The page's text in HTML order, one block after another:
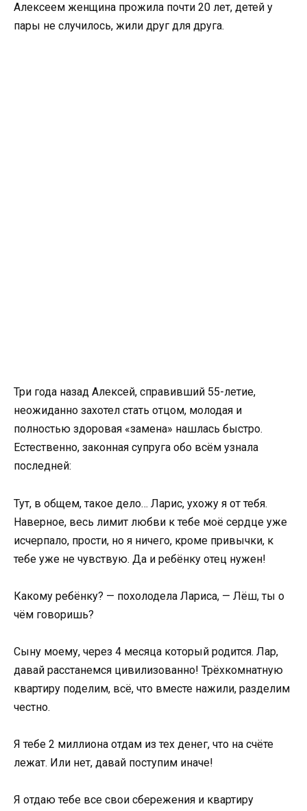
Алексеем женщина прожила почти 20 лет, детей у
пары не случилось, жили друг для друга.
Три года назад Алексей, справивший 55-летие,
неожиданно захотел стать отцом, молодая и
полностью здоровая «замена» нашлась быстро.
Естественно, законная супруга обо всём узнала
последней:
Тут, в общем, такое дело… Ларис, ухожу я от тебя.
Наверное, весь лимит любви к тебе моё сердце уже
исчерпало, прости, но я ничего, кроме привычки, к
тебе уже не чувствую. Да и ребёнку отец нужен!
Какому ребёнку? — похолодела Лариса, — Лёш, ты о
чём говоришь?
Сыну моему, через 4 месяца который родится. Лар,
давай расстанемся цивилизованно! Трёхкомнатную
квартиру поделим, всё, что вместе нажили, разделим
честно.
Я тебе 2 миллиона отдам из тех денег, что на счёте
лежат. Или нет, давай поступим иначе!
Я отдаю тебе все свои сбережения и квартиру